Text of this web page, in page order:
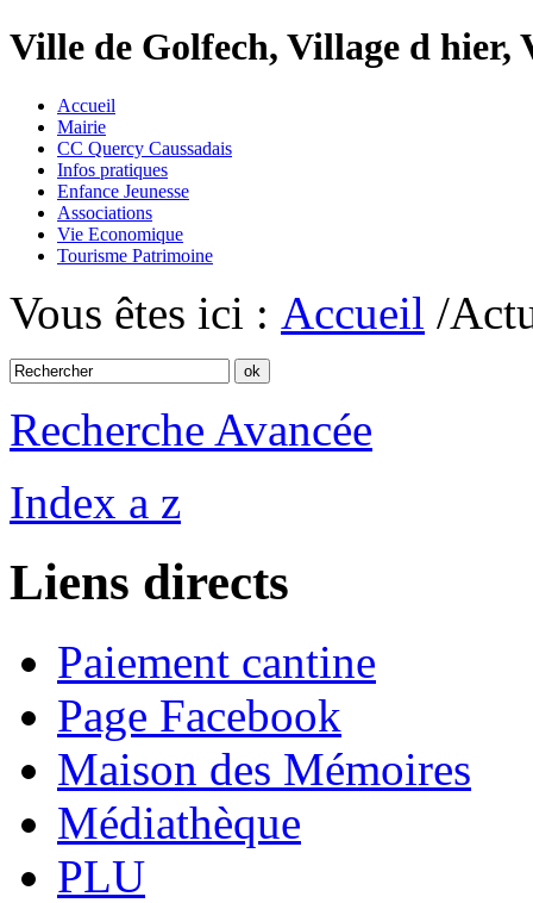
Ville de Golfech, Village d
Accueil
Mairie
CC Quercy Caussadais
Infos pratiques
Enfance Jeunesse
Associations
Vie Economique
Tourisme Patrimoine
Vous êtes ici : Accueil /
Recherche Avancée
Index a z
Liens directs
Paiement cantine
Page Facebook
Maison des Mémoires
Médiathèque
PLU